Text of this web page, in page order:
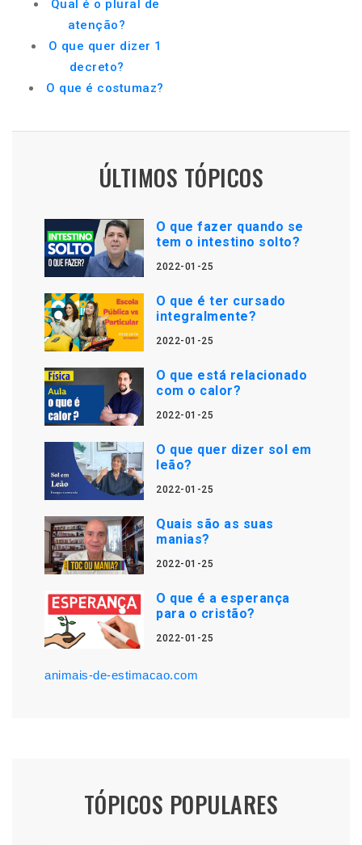
Qual é o plural de
atenção?
O que quer dizer 1
decreto?
O que é costumaz?
ÚLTIMOS TÓPICOS
O que fazer quando se
tem o intestino solto?
2022-01-25
O que é ter cursado
integralmente?
2022-01-25
O que está relacionado
com o calor?
2022-01-25
O que quer dizer sol em
leão?
2022-01-25
Quais são as suas
manias?
2022-01-25
O que é a esperança
para o cristão?
2022-01-25
animais-de-estimacao.com
TÓPICOS POPULARES